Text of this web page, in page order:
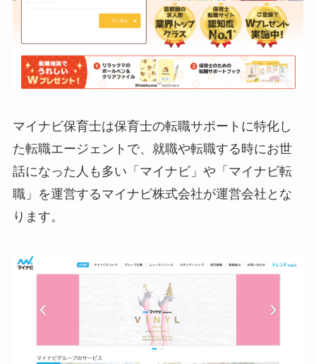
マイナビ保育士は保育士の転職サポートに特化し
た転職エージェントで、就職や転職する時にお世
話になった人も多い「マイナビ」や「マイナビ転
職」を運営するマイナビ株式会社が運営会社とな
ります。